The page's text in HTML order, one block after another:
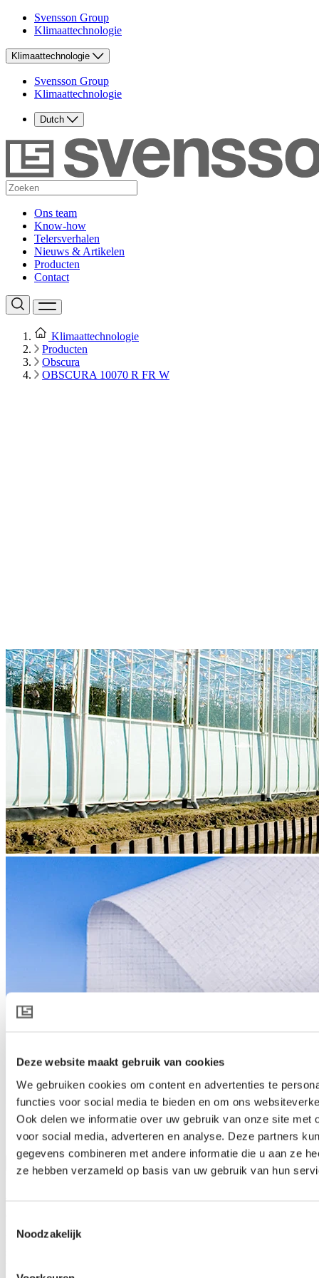
Deze website maakt gebruik van cookies
We gebruiken cookies om content en advertenties te
functies voor social media te bieden en om ons
Ook delen we informatie over uw gebruik van onze site met
voor social media, adverteren en analyse. Deze partners
gegevens combineren met andere informatie die u aan ze
ze hebben verzameld op basis van uw gebruik van hun
Noodzakelijk
Svensson Group
Klimaattechnologie
Klimaattechnologie
Svensson Group
Klimaattechnologie
Dutch
Ons team
Know-how
Telersverhalen
Nieuws & Artikelen
Producten
Contact
Klimaattechnologie
Producten
Obscura
OBSCURA 10070 R FR W
OBSCURA 10070 R FR W
Productspecificatie downloaden
Productbeschrijving
Het duurzame en soepel rollende OBSCURA 10070 R FR W